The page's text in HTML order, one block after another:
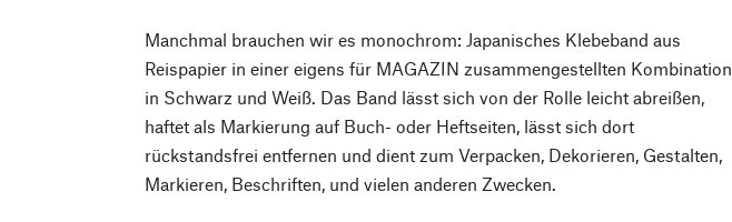
Manchmal brauchen wir es monochrom: Japanisches Klebeband aus
Reispapier in einer eigens für MAGAZIN zusammengestellten Kombination
in Schwarz und Weiß. Das Band lässt sich von der Rolle leicht abreißen,
haftet als Markierung auf Buch- oder Heftseiten, lässt sich dort
rückstandsfrei entfernen und dient zum Verpacken, Dekorieren, Gestalten,
Markieren, Beschriften, und vielen anderen Zwecken.